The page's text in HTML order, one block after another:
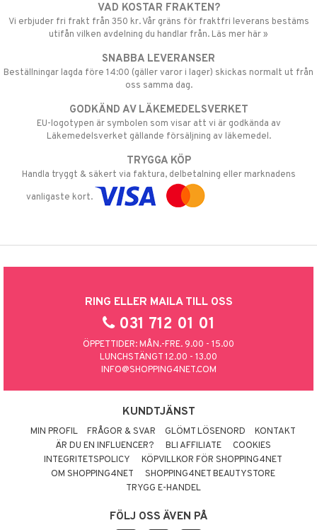
VAD KOSTAR FRAKTEN?
Vi erbjuder fri frakt från 350 kr. Vår gräns för fraktfri leverans bestäms
utifån vilken avdelning du handlar från. Läs mer här »
SNABBA LEVERANSER
Beställningar lagda före 14:00 (gäller varor i lager) skickas normalt ut från
oss samma dag.
GODKÄND AV LÄKEMEDELSVERKET
EU-logotypen är symbolen som visar att vi är godkända av
Läkemedelsverket gällande försäljning av läkemedel.
TRYGGA KÖP
Handla tryggt & säkert via faktura, delbetalning eller marknadens
vanligaste kort.
RING ELLER MAILA TILL OSS
031 712 01 01
ÖPPETTIDER: MÅN.-FRE. 9.00 - 15.00
LUNCHSTÄNGT 12.00 - 13.00
INFO@SHOPPING4NET.COM
KUNDTJÄNST
MIN PROFIL FRÅGOR & SVAR GLÖMT LÖSENORD
KONTAKT
ÄR DU EN INFLUENCER?
BLI AFFILIATE
COOKIES
INTEGRITETSPOLICY
KÖPVILLKOR FÖR SHOPPING4NET
OM SHOPPING4NET
SHOPPING4NET BEAUTYSTORE
TRYGG E-HANDEL
FÖLJ OSS ÄVEN PÅ